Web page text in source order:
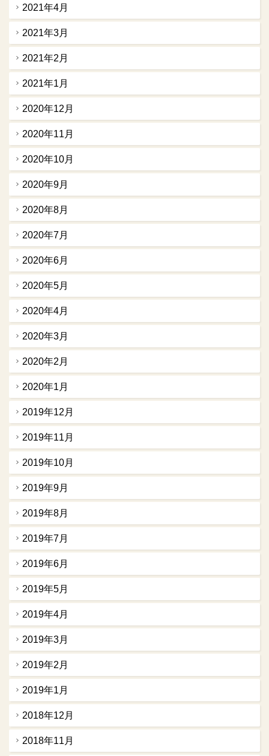
2021年4月
2021年3月
2021年2月
2021年1月
2020年12月
2020年11月
2020年10月
2020年9月
2020年8月
2020年7月
2020年6月
2020年5月
2020年4月
2020年3月
2020年2月
2020年1月
2019年12月
2019年11月
2019年10月
2019年9月
2019年8月
2019年7月
2019年6月
2019年5月
2019年4月
2019年3月
2019年2月
2019年1月
2018年12月
2018年11月